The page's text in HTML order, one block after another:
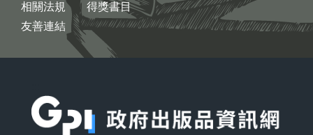
相關法規
友善連結
得獎書目